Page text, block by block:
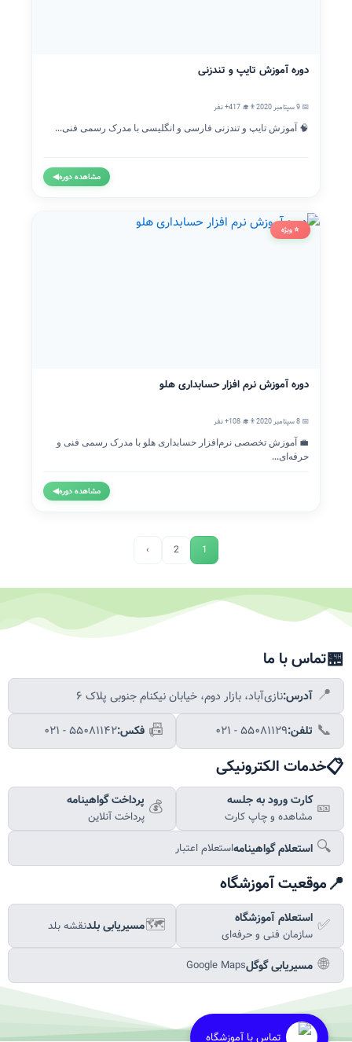
دوره آموزش تایپ و تندزنی
📅 9 سپتامبر 2020
👨‍🎓 417+ نفر
🧠 آموزش تایپ و تندزنی فارسی و انگلیسی با مدرک رسمی فنی...
مشاهده دوره◀
⭐ ویژه
دوره آموزش نرم افزار حسابداری هلو
📅 8 سپتامبر 2020
👨‍🎓 108+ نفر
💼 آموزش تخصصی نرم‌افزار حسابداری هلو با مدرک رسمی فنی و
حرفه‌ای...
مشاهده دوره◀
1
2
›
🏪تماس با ما
📍 آدرس:نازی‌آباد، بازار دوم، خیابان نیکنام جنوبی پلاک ۶
📞 تلفن:۰۲۱ - ۵۵۰۸۱۱۲۹ 📠 فکس:۰۲۱ - ۵۵۰۸۱۱۴۲
📋خدمات الکترونیکی
🎫 کارت ورود به جلسه
مشاهده و چاپ کارت 💰 پرداخت گواهینامه
پرداخت آنلاین
🔍 استعلام گواهینامهاستعلام اعتبار
📍موقعیت آموزشگاه
✅ استعلام آموزشگاه
سازمان فنی و حرفه‌ای 🗺️مسیریابی بلدنقشه بلد
🌐 مسیریابی گوگلGoogle Maps
تماس با آموزشگاه